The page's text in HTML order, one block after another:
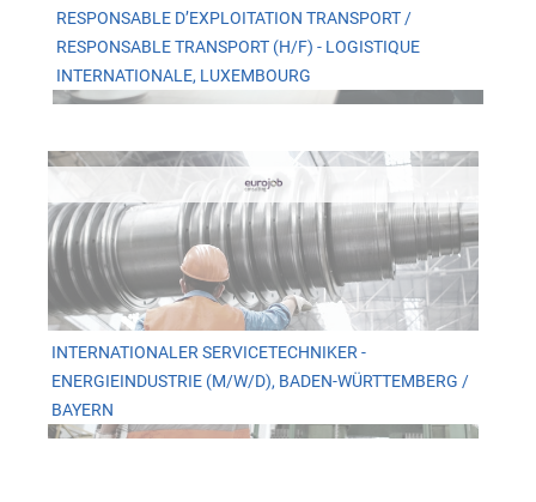
RESPONSABLE D’EXPLOITATION TRANSPORT /
RESPONSABLE TRANSPORT (H/F) - LOGISTIQUE
INTERNATIONALE, LUXEMBOURG
INTERNATIONALER SERVICETECHNIKER -
ENERGIEINDUSTRIE (M/W/D), BADEN-WÜRTTEMBERG /
BAYERN